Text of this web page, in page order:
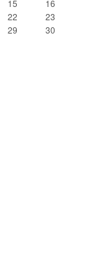
15
16
22
23
29
30